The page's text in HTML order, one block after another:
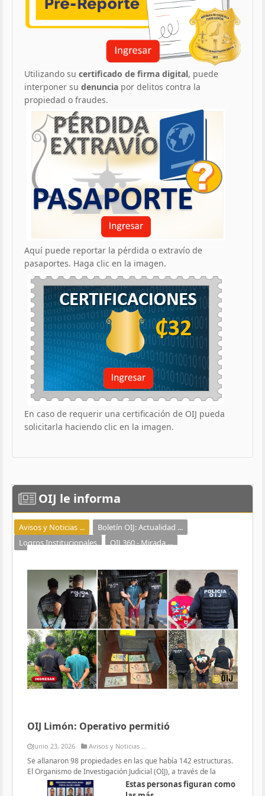
Utilizando su certificado de firma digital, puede
interponer su denuncia por delitos contra la
propiedad o fraudes.
Aquí puede reportar la pérdida o extravío de
pasaportes. Haga clic en la imagen.
En caso de requerir una certificación de OIJ pueda
solicitarla haciendo clic en la imagen.
OIJ le informa
Avisos y Noticias ...
Boletín OIJ: Actualidad ...
Logros Institucionales
OIJ 360 - Mirada ...
OIJ Limón: Operativo permitió
Junio 23, 2026 Avisos y Noticias ...
Se allanaron 98 propiedades en las que había 142 estructuras.
El Organismo de Investigación Judicial (OIJ), a través de la
Estas personas figuran como